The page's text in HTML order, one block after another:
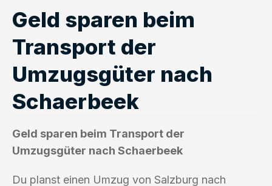
Geld sparen beim
Transport der
Umzugsgüter nach
Schaerbeek
Geld sparen beim Transport der
Umzugsgüter nach Schaerbeek
Du planst einen Umzug von Salzburg nach